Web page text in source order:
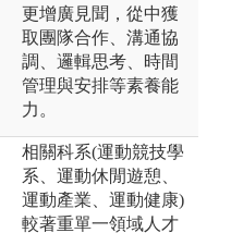
更增廣見聞，從中獲
取團隊合作、溝通協
調、邏輯思考、時間
管理與安排等素養能
力。
相關科系(運動競技學
系、運動休閒遊憩、
運動產業、運動健康)
較著重單一領域人才